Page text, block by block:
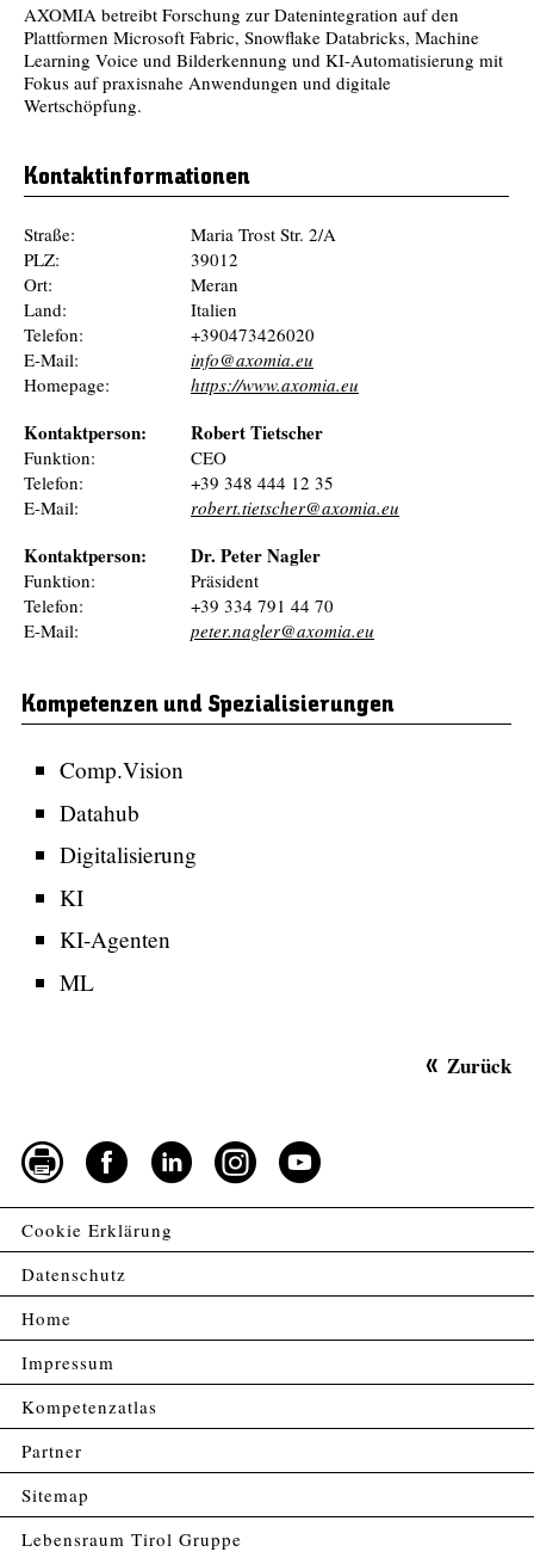
AXOMIA betreibt Forschung zur Datenintegration auf den
Plattformen Microsoft Fabric, Snowflake Databricks, Machine
Learning Voice und Bilderkennung und KI-Automatisierung mit
Fokus auf praxisnahe Anwendungen und digitale
Wertschöpfung.
Kontaktinformationen
Straße:
Maria Trost Str. 2/A
PLZ:
39012
Ort:
Meran
Land:
Italien
Telefon:
+390473426020
E-Mail:
info@axomia.eu
Homepage:
https://www.axomia.eu
Kontaktperson: Robert Tietscher
Funktion:
CEO
Telefon:
+39 348 444 12 35
E-Mail:
robert.tietscher@axomia.eu
Kontaktperson: Dr. Peter Nagler
Funktion:
Präsident
Telefon:
+39 334 791 44 70
E-Mail:
peter.nagler@axomia.eu
Kompetenzen und Spezialisierungen
Comp.Vision
Datahub
Digitalisierung
KI
KI-Agenten
ML
Zurück
Cookie Erklärung
Datenschutz
Home
Impressum
Kompetenzatlas
Partner
Sitemap
Lebensraum Tirol Gruppe